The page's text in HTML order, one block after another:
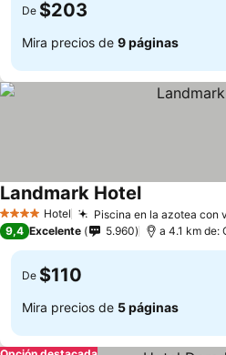
De $203
Mira precios de 9 páginas
4 EstrellasHotel Piscina en la azotea con
Landmark Hotel
9,4 Excelente 5.960 a 4.1 km de:
De $110
Mira precios de 5 páginas